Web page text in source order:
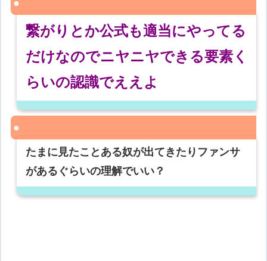
繋がりとか公式も適当にやってる
だけなのでニヤニヤできる要素く
らいの認識でええよ
たまに見たことある奴が出てきたりファンサ
があるぐらいの理解でいい？